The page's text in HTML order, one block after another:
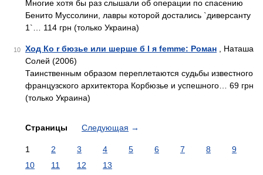
Многие хотя бы раз слышали об операции по спасению
Бенито Муссолини, лавры которой достались `диверсанту
1`… 114 грн (только Украина)
10 Ход Ко r бюзье или шерше б l я femme: Роман , Наташа
Солей (2006)
Таинственным образом переплетаются судьбы известного
французского архитектора Корбюзье и успешного… 69 грн
(только Украина)
Страницы Следующая →
1 2 3 4 5 6 7 8
9
10
11 12 13